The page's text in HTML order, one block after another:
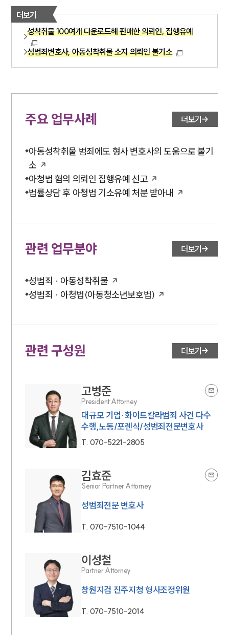
더보기
성착취물 100여개 다운로드해 판매한 의뢰인, 집행유예
성범죄변호사, 아동성착취물 소지 의뢰인 불기소
주요 업무사례 더보기
아동성착취물 범죄에도 형사 변호사의 도움으로 불기
소
아청법 혐의 의뢰인 집행유예 선고
법률상담 후 아청법 기소유예 처분 받아내
관련 업무분야 더보기
성범죄 · 아동성착취물
성범죄 · 아청법(아동청소년보호법)
관련 구성원 더보기
고병준
President Attorney
대규모 기업·화이트칼라범죄 사건 다수
수행,노동/포렌식/성범죄전문변호사
T. 070-5221-2805
김효준
Senior Partner Attorney
성범죄전문 변호사
T. 070-7510-1044
이성철
Partner Attorney
창원지검 진주지청 형사조정위원
T. 070-7510-2014